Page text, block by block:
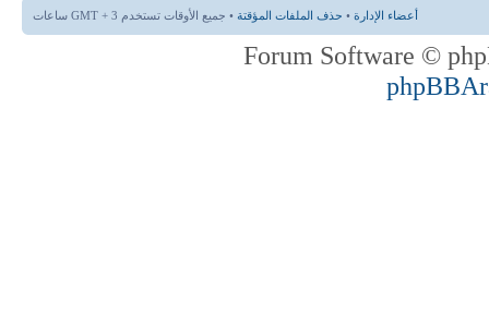
أعضاء الإدارة • حذف الملفات المؤقتة • جميع الأوقات تستخدم GMT + 3 ساعات